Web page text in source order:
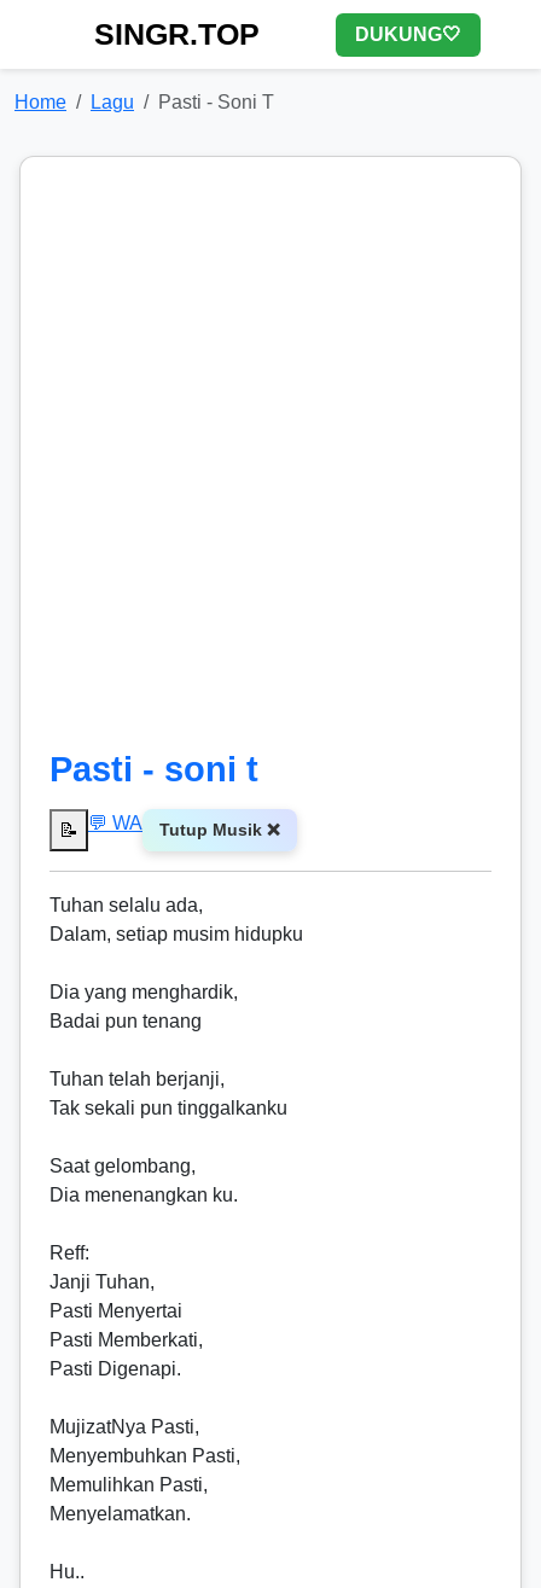
SINGR.TOP DUKUNG🤍
Home Lagu Pasti - Soni T
Pasti - soni t
📝 💬 WA Tutup Musik ❌
Tuhan selalu ada,
Dalam, setiap musim hidupku
Dia yang menghardik,
Badai pun tenang
Tuhan telah berjanji,
Tak sekali pun tinggalkanku
Saat gelombang,
Dia menenangkan ku.
Reff:
Janji Tuhan,
Pasti Menyertai
Pasti Memberkati,
Pasti Digenapi.
MujizatNya Pasti,
Menyembuhkan Pasti,
Memulihkan Pasti,
Menyelamatkan.
Hu..